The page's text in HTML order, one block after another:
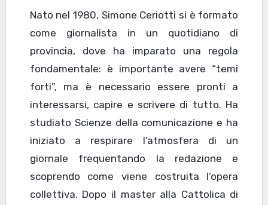
Nato nel 1980, Simone Ceriotti si è formato
come giornalista in un quotidiano di
provincia, dove ha imparato una regola
fondamentale: è importante avere “temi
forti”, ma è necessario essere pronti a
interessarsi, capire e scrivere di tutto. Ha
studiato Scienze della comunicazione e ha
iniziato a respirare l’atmosfera di un
giornale frequentando la redazione e
scoprendo come viene costruita l’opera
collettiva. Dopo il master alla Cattolica di